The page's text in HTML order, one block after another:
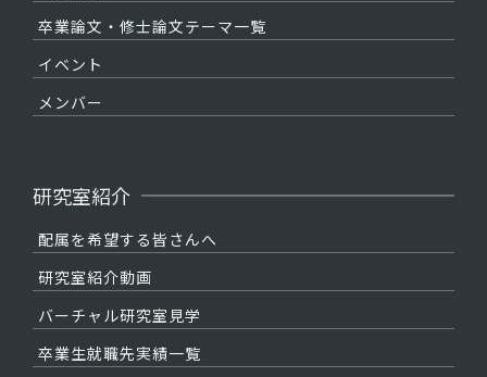
卒業論文・修士論文テーマ一覧
イベント
メンバー
研究室紹介
配属を希望する皆さんへ
研究室紹介動画
バーチャル研究室見学
卒業生就職先実績一覧